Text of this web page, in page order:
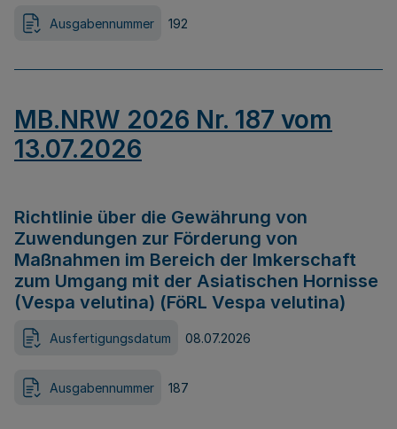
Ausgabennummer 192
MB.NRW 2026 Nr. 187 vom
13.07.2026
Richtlinie über die Gewährung von
Zuwendungen zur Förderung von
Maßnahmen im Bereich der Imkerschaft
zum Umgang mit der Asiatischen Hornisse
(Vespa velutina) (FöRL Vespa velutina)
Ausfertigungsdatum 08.07.2026
Ausgabennummer 187